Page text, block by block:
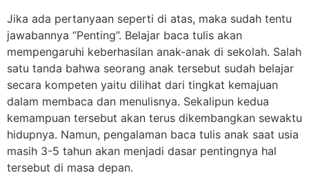
Jika ada pertanyaan seperti di atas, maka sudah tentu
jawabannya “Penting”. Belajar baca tulis akan
mempengaruhi keberhasilan anak-anak di sekolah. Salah
satu tanda bahwa seorang anak tersebut sudah belajar
secara kompeten yaitu dilihat dari tingkat kemajuan
dalam membaca dan menulisnya. Sekalipun kedua
kemampuan tersebut akan terus dikembangkan sewaktu
hidupnya. Namun, pengalaman baca tulis anak saat usia
masih 3-5 tahun akan menjadi dasar pentingnya hal
tersebut di masa depan.